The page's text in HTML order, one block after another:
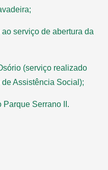
serviço de abertura da
(serviço realizado
Assistência Social);
Parque Serrano II.